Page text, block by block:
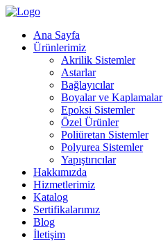
Ana Sayfa
Ürünlerimiz
Akrilik Sistemler
Astarlar
Bağlayıcılar
Boyalar ve Kaplamalar
Epoksi Sistemler
Özel Ürünler
Poliüretan Sistemler
Polyurea Sistemler
Yapıştırıcılar
Hakkımızda
Hizmetlerimiz
Katalog
Sertifikalarımız
Blog
İletişim